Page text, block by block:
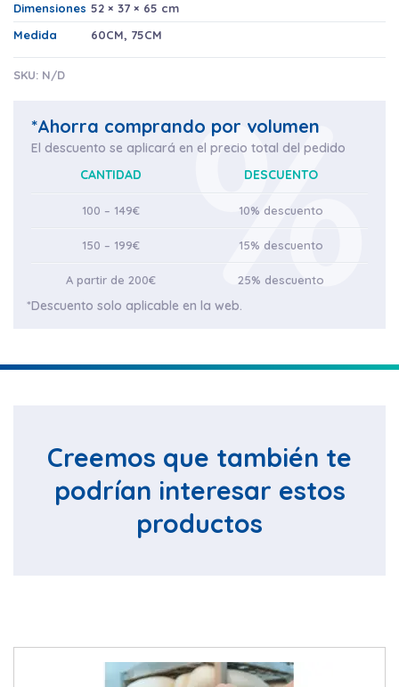
Dimensiones 52 × 37 × 65 cm
Medida
60CM, 75CM
SKU: N/D
*Ahorra comprando por volumen
El descuento se aplicará en el precio total del pedido
CANTIDAD
DESCUENTO
100 – 149€ 10% descuento
150 – 199€ 15% descuento
A partir de 200€ 25% descuento
*Descuento solo aplicable en la web.
Creemos que también te
podrían interesar estos
productos